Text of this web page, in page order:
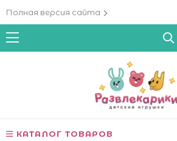
Полная версия сайта
КАТАЛОГ ТОВАРОВ